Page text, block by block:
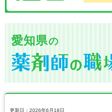
愛知県の
更新日：2026年6月18日